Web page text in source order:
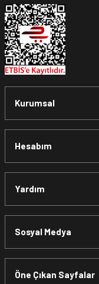
Kurumsal
Hesabım
Yardım
Sosyal Medya
Öne Çıkan Sayfalar